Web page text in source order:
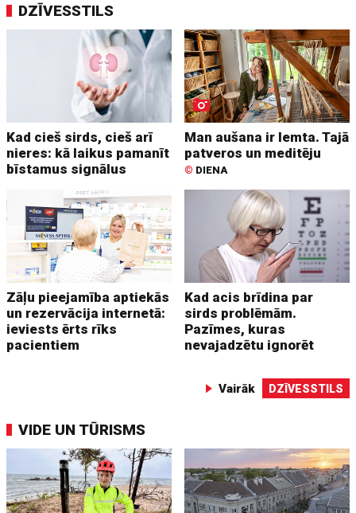
DZĪVESSTILS
Kad cieš sirds, cieš arī
nieres: kā laikus pamanīt
bīstamus signālus
Man aušana ir lemta. Tajā
patveros un meditēju
© DIENA
Zāļu pieejamība aptiekās
un rezervācija internetā:
ieviests ērts rīks
pacientiem
Kad acis brīdina par
sirds problēmām.
Pazīmes, kuras
nevajadzētu ignorēt
Vairāk DZĪVESSTILS
VIDE UN TŪRISMS